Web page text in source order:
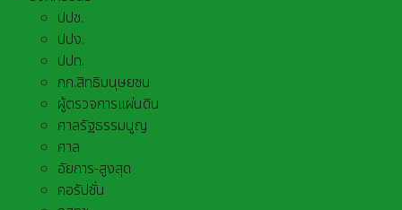
ปปช.
ปปง.
ปปท.
กก.สิทธิมนุษยชน
ผู้ตรวจการแผ่นดิน
ศาลรัฐธรรมนูญ
ศาล
อัยการ-สูงสุด
คอรัปชั่น